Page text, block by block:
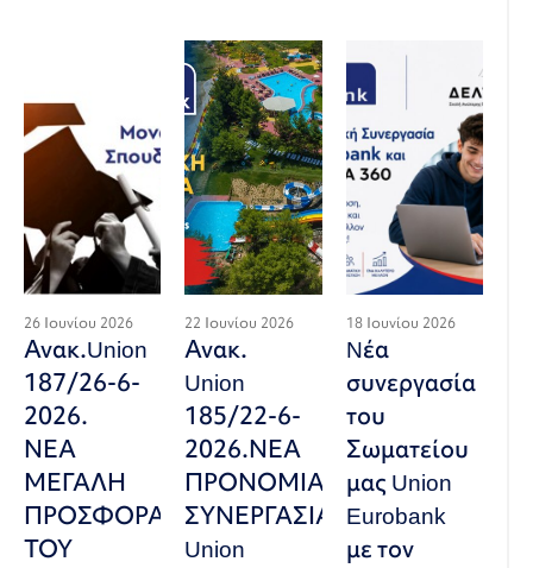
26 Ιουνίου 2026
Ανακ.Union
187/26-6-
2026.
ΝΕΑ
ΜΕΓΑΛΗ
ΠΡΟΣΦΟΡΑ
ΤΟΥ
22 Ιουνίου 2026
Ανακ.
Union
185/22-6-
2026.ΝΕΑ
ΠΡΟΝΟΜΙΑΚΗ
ΣΥΝΕΡΓΑΣΙΑ
Union
18 Ιουνίου 2026
Nέα
συνεργασία
του
Σωματείου
μας Union
Eurobank
με τον